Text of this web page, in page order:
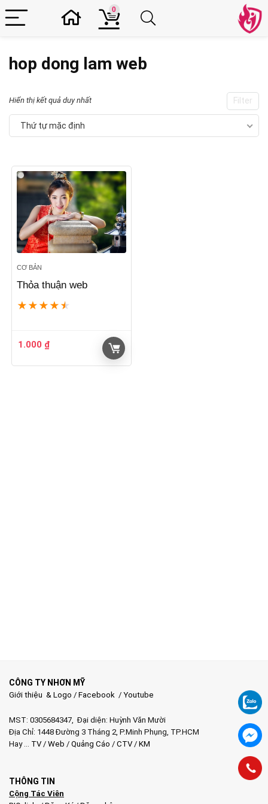
0
hop dong lam web
Filter
Hiển thị kết quả duy nhất
Thứ tự mặc định
CƠ BẢN
Thỏa thuận web
★ ★ ★ ★ ★
1.000 ₫
CÔNG TY NHƠN MỸ
Giới thiệu & Logo / Facebook / Youtube
MST: 0305684347, Đại diện: Huỳnh Văn Mười
Địa Chỉ: 1448 Đường 3 Tháng 2, P.Minh Phụng, TP.HCM
Hay … TV/ Web / Quảng Cáo / CTV/ KM
THÔNG TIN
Cộng Tác Viên